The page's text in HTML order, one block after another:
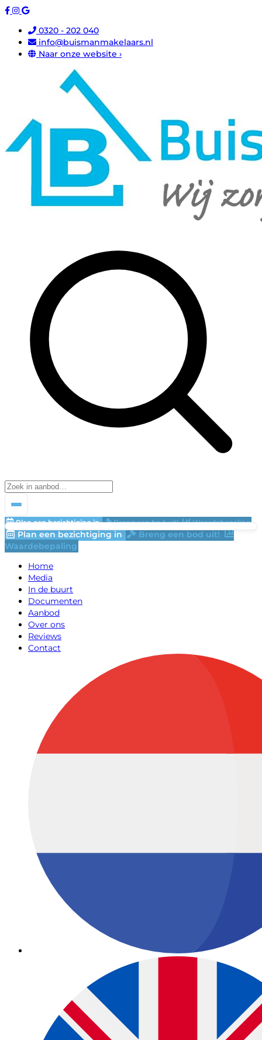
0320 - 202 040
info@buismanmakelaars.nl
Naar onze website ›
Plan een bezichtiging in Breng een bod uit! Waardebepaling
Plan een bezichtiging in
Breng een bod uit!
Waardebepaling
Home
Media
In de buurt
Documenten
Aanbod
Over ons
Reviews
Contact